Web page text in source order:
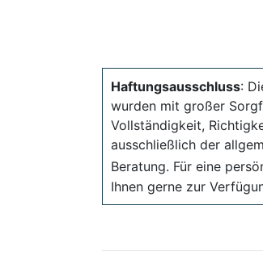
Haftungsausschluss:
wurden mit großer
Vollständigkeit,
ausschließlich der
Beratung. Für eine
Ihnen gerne zur